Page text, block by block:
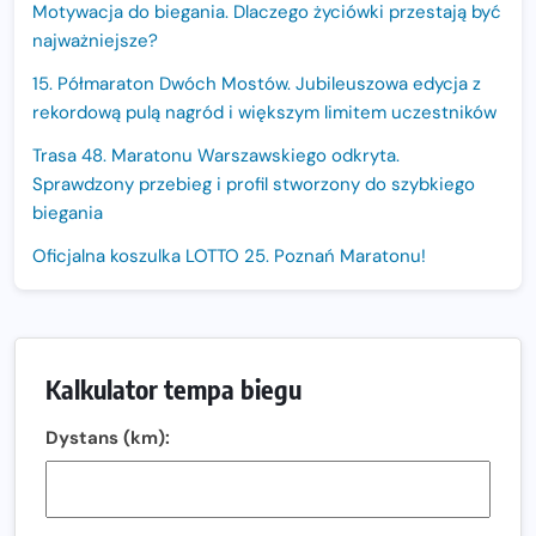
Motywacja do biegania. Dlaczego życiówki przestają być
najważniejsze?
15. Półmaraton Dwóch Mostów. Jubileuszowa edycja z
rekordową pulą nagród i większym limitem uczestników
Trasa 48. Maratonu Warszawskiego odkryta.
Sprawdzony przebieg i profil stworzony do szybkiego
biegania
Oficjalna koszulka LOTTO 25. Poznań Maratonu!
Fabrykanta. Organizatorzy odkrywają trasę dzień po
Złota Seria 42 rośnie. Coraz więcej maratończyków
Kalkulator tempa biegu
Dystans (km):